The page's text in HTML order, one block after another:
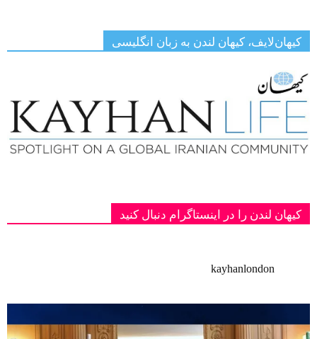
کیهان‌لایف، کیهان لندن به زبان انگلیسی
کیهان لندن را در اینستاگرام دنبال کنید
kayhanlondon